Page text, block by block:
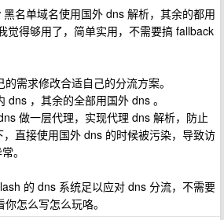
名单域名使用国外 dns 解析，其余的都用
觉得够用了，简单实用，不需要搞 fallback
需求修改合适自己的分流方案。
dns ，其余的全部用国外 dns 。
做一层代理，实现代理 dns 解析，防止
直接使用国外 dns 的时候被污染，导致访
。
的 dns 系统足以应对 dns 分流，不需要
怎么写怎么玩咯。